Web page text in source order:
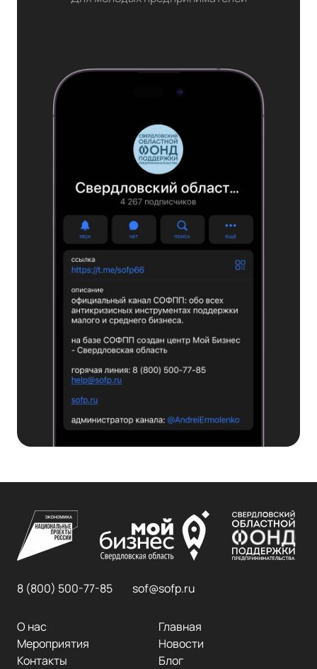
8 (800) 500-77-85 sof@sofp.ru
Главная
О нас
Новости
Мероприятия
Блог
Контакты